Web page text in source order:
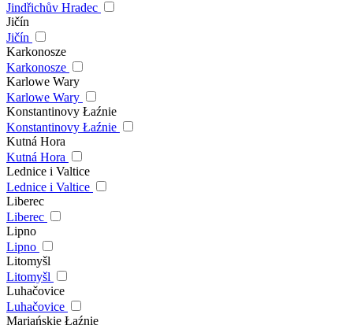
Jindřichův Hradec
Jičín
Jičín
Karkonosze
Karkonosze
Karlowe Wary
Karlowe Wary
Konstantinovy Łaźnie
Konstantinovy Łaźnie
Kutná Hora
Kutná Hora
Lednice i Valtice
Lednice i Valtice
Liberec
Liberec
Lipno
Lipno
Litomyšl
Litomyšl
Luhačovice
Luhačovice
Mariańskie Łaźnie